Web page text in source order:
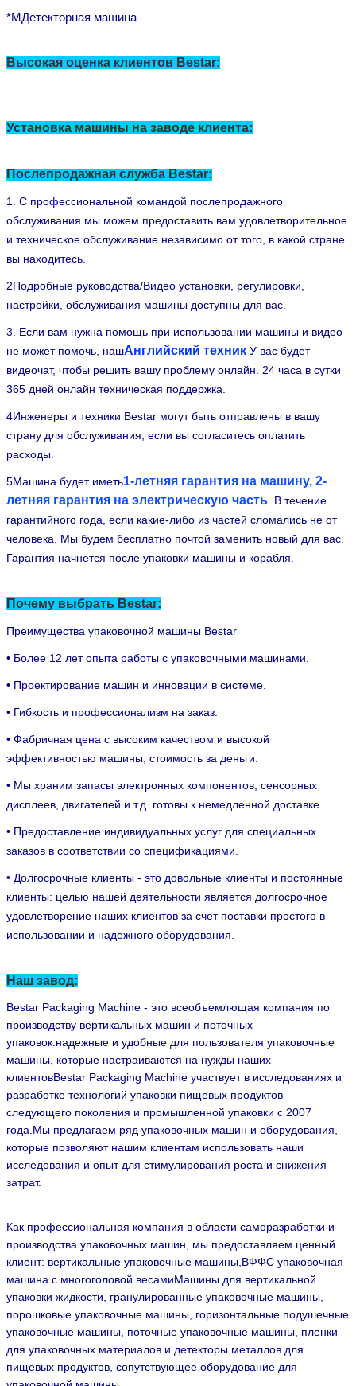
*МДетекторная машина
Высокая оценка клиентов Bestar:
Установка машины на заводе клиента:
1. С профессиональной командой послепродажного
обслуживания мы можем предоставить вам удовлетворительное
и техническое обслуживание независимо от того, в какой стране
2Подробные руководства/Видео установки, регулировки,
3. Если вам нужна помощь при использовании машины и видео
не может помочь, нашАнглийский техник У вас будет
видеочат, чтобы решить вашу проблему онлайн. 24 часа в сутки
4Инженеры и техники Bestar могут быть отправлены в вашу
страну для обслуживания, если вы согласитесь оплатить
5Машина будет иметь1-летняя гарантия на машину, 2-
летняя гарантия на электрическую часть. В течение
гарантийного года, если какие-либо из частей сломались не от
человека. Мы будем бесплатно почтой заменить новый для вас.
• Фабричная цена с высоким качеством и высокой
• Мы храним запасы электронных компонентов, сенсорных
• Предоставление индивидуальных услуг для специальных
• Долгосрочные клиенты - это довольные клиенты и постоянные
клиенты: целью нашей деятельности является долгосрочное
удовлетворение наших клиентов за счет поставки простого в
Bestar Packaging Machine - это всеобъемлющая компания по
производству вертикальных машин и поточных
упаковок.надежные и удобные для пользователя упаковочные
машины, которые настраиваются на нужды наших
клиентовBestar Packaging Machine участвует в исследованиях и
разработке технологий упаковки пищевых продуктов
следующего поколения и промышленной упаковки с 2007
года.Мы предлагаем ряд упаковочных машин и оборудования,
которые позволяют нашим клиентам использовать наши
исследования и опыт для стимулирования роста и снижения
Как профессиональная компания в области саморазработки и
производства упаковочных машин, мы предоставляем ценный
клиент: вертикальные упаковочные машины,ВФФС упаковочная
машина с многоголовой весамиМашины для вертикальной
упаковки жидкости, гранулированные упаковочные машины,
порошковые упаковочные машины, горизонтальные подушечные
упаковочные машины, поточные упаковочные машины, пленки
для упаковочных материалов и детекторы металлов для